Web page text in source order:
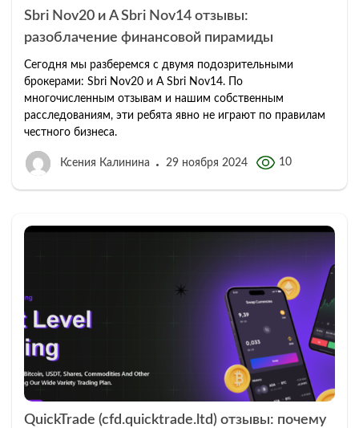
Sbri Nov20 и A Sbri Nov14 отзывы:
разоблачение финансовой пирамиды
Сегодня мы разберемся с двумя подозрительными
брокерами: Sbri Nov20 и A Sbri Nov14. По
многочисленным отзывам и нашим собственным
расследованиям, эти ребята явно не играют по правилам
честного бизнеса.
Ксения Калинина 29 ноября 2024 10
QuickTrade (cfd.quicktrade.ltd) отзывы: почему